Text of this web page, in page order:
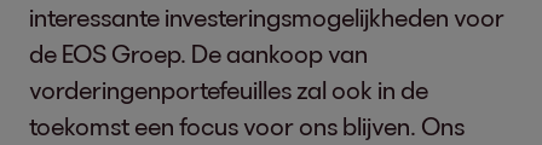
interessante investeringsmogelijkheden voor
de EOS Groep. De aankoop van
vorderingenportefeuilles zal ook in de
toekomst een focus voor ons blijven. Ons